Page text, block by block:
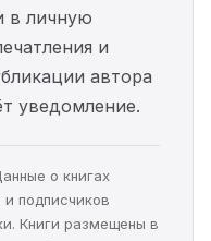
в личную
и
автора
уведомление.
о книгах
и подписчиков
Книги размещены в